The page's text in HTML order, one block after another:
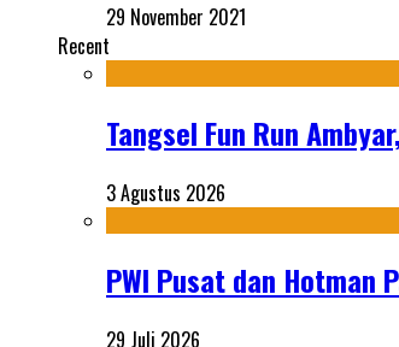
29 November 2021
Recent
Tangsel Fun Run
3 Agustus 2026
PWI Pusat dan Hotman
29 Juli 2026